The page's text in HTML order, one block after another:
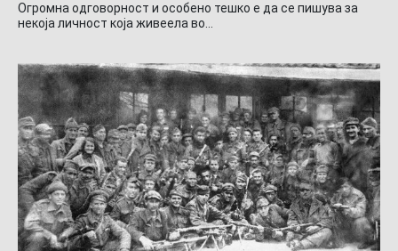
Огромна одговорност и особено тешко е да се пишува за
некоја личност која живеела во…